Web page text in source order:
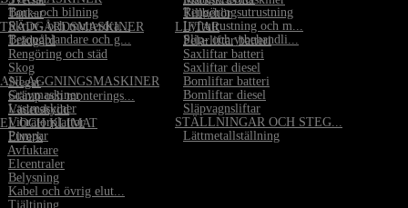
Borr- och bilning
•Skruv- och mutterdra...
Betongblandare och g...
Rengöringsutrustning
•Lyftutrustning och m...
Slip- och ytbehandli...
Tankar
TRÄDGÅRDSMASKINER
Trädgård
Rengöring och städ
Skog
ANLÄGGNINGSMASKINER
Grävmaskiner
Lastmaskiner
•Vibratorplattor
Pumpar
Tillbehör
LIFTAR
Pelarliftar batteri
Saxliftar batteri
Saxliftar diesel
Bomliftar batteri
Bomliftar diesel
Släpvagnsliftar
STÄLLNINGAR OCH STEG...
Lättmetallställning
•Stegar
Stämp och monterings...
Väderskydd
EL OCH KLIMAT
Elverk
Avfuktare
Elcentraler
Belysning
Kabel och övrig elut...
Tjältining